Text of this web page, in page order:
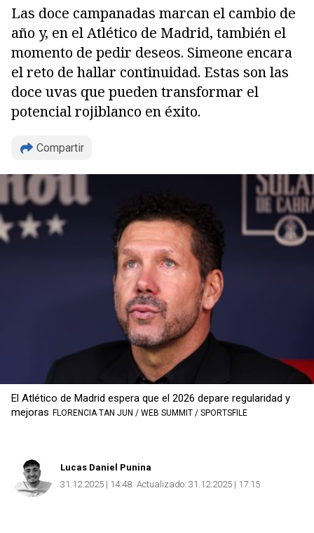
Las doce campanadas marcan el cambio de
año y, en el Atlético de Madrid, también el
momento de pedir deseos. Simeone encara
el reto de hallar continuidad. Estas son las
doce uvas que pueden transformar el
potencial rojiblanco en éxito.
Compartir
Copiar
El Atlético de Madrid espera que el 2026 depare regularidad y
mejoras FLORENCIA TAN JUN / WEB SUMMIT / SPORTSFILE
Lucas Daniel Punina
31.12.2025 | 14:48 Actualizado: 31.12.2025 | 17:15